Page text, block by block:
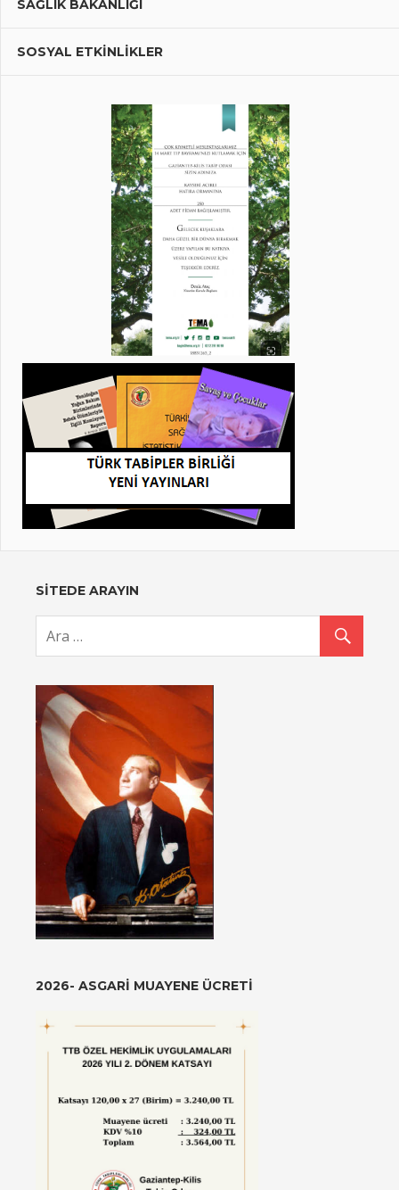
SAĞLIK BAKANLIĞI
SOSYAL ETKİNLİKLER
SİTEDE ARAYIN
2026- ASGARI MUAYENE ÜCRETI